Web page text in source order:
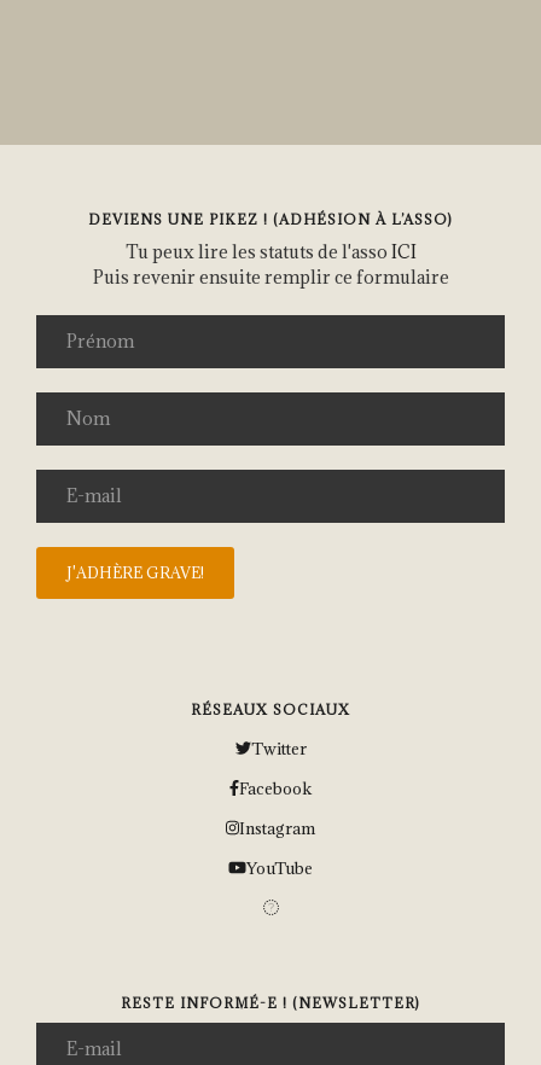
DEVIENS UNE PIKEZ ! (ADHÉSION À L’ASSO)
Tu peux lire les statuts de l'asso ICI
Puis revenir ensuite remplir ce formulaire
RÉSEAUX SOCIAUX
Twitter
Facebook
Instagram
YouTube
RESTE INFORMÉ-E ! (NEWSLETTER)